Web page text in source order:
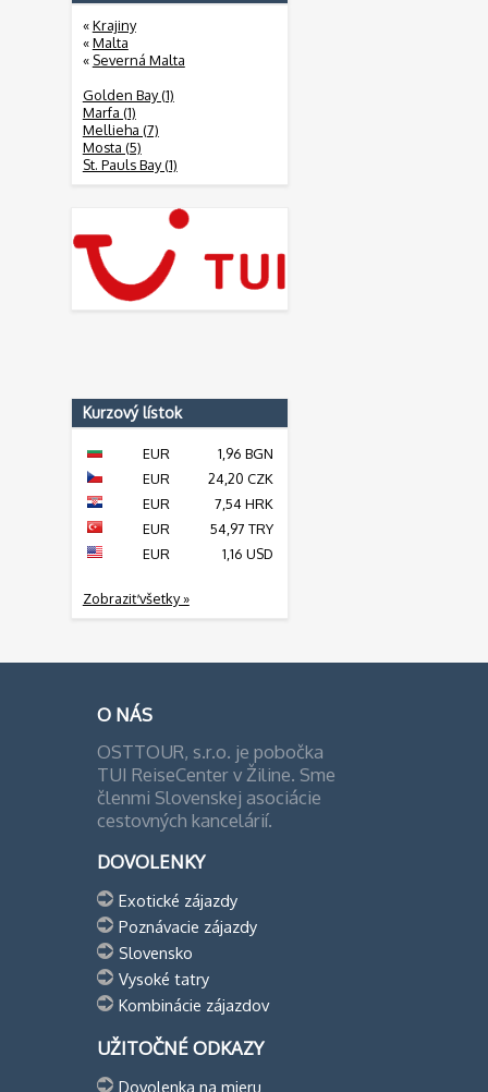
«Krajiny
«Malta
« Severná Malta
Golden Bay (1)
Marfa (1)
Mellieha (7)
Mosta (5)
St. Pauls Bay (1)
Kurzový lístok
EUR
1,96 BGN
EUR
24,20 CZK
EUR
7,54 HRK
EUR
54,97 TRY
EUR
1,16 USD
Zobraziť všetky »
O NÁS
OSTTOUR, s.r.o. je pobočka
TUI ReiseCenter v Žiline. Sme
členmi Slovenskej asociácie
cestovných kancelárií.
DOVOLENKY
Exotické zájazdy
Poznávacie zájazdy
Slovensko
Vysoké tatry
Kombinácie zájazdov
UŽITOČNÉ ODKAZY
Dovolenka na mieru